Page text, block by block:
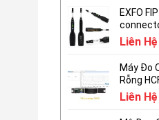
EXFO
Liên Hệ
Máy Đo
Rỗng
Liên Hệ